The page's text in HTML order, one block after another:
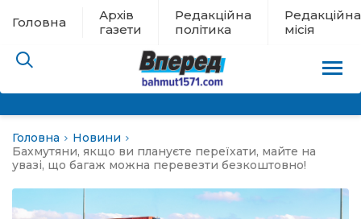
Головна
Архів
газети
Редакційна
політика
Редакційна
місія
евакуації
Головна
Новини
Бахмутяни, якщо ви плануєте переїхати, майте на
увазі, що багаж можна перевезти безкоштовно!